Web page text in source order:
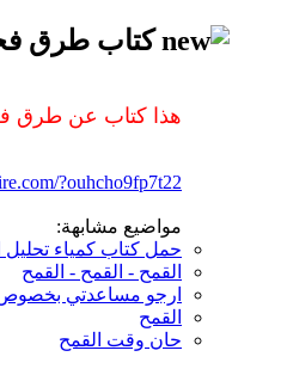
كتاب طرق
هذا كتاب عن طرق
?ouhcho9fp7t22
مواضيع مشابهة:
حمل كتاب كمياء تحليل
القمح - القمح - القمح
ارجو مساعدتي
القمح
حان وقت القمح